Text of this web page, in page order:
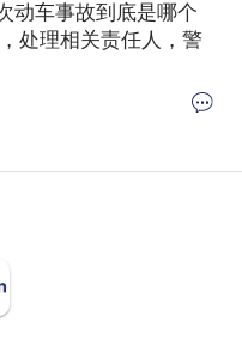
动车事故到底是哪个
处理相关责任人，警